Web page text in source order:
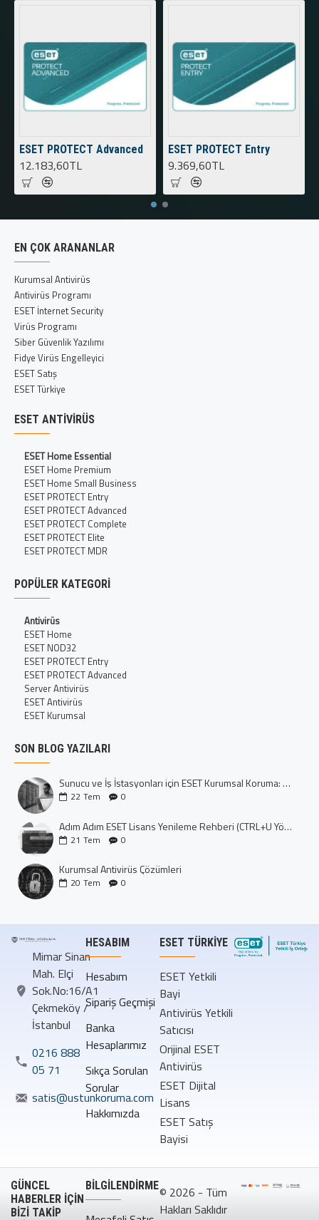
ESET PROTECT Advanced
12.183,60TL
ESET PROTECT Entry
9.369,60TL
EN ÇOK ARANANLAR
Kurumsal Antivirüs
Antivirüs Programı
ESET İnternet Security
Virüs Programı
Siber Güvenlik Yazılımı
Fidye Virüs Engelleyici
ESET Satış
ESET Türkiye
ESET ANTIVIRÜS
ESET Home Essential
ESET Home Premium
ESET Home Small Business
ESET PROTECT Entry
ESET PROTECT Advanced
ESET PROTECT Complete
ESET PROTECT Elite
ESET PROTECT MDR
POPÜLER KATEGORI
Antivirüs
ESET Home
ESET NOD32
ESET PROTECT Entry
ESET PROTECT Advanced
Server Antivirüs
ESET Antivirüs
ESET Kurumsal
SON BLOG YAZILARI
Sunucu ve İş İstasyonları için ESET Kurumsal Koruma: Dijital Kalenizi İnşa Edin
22 Tem 0
Adım Adım ESET Lisans Yenileme Rehberi (CTRL+U Yöntemi)
21 Tem 0
Kurumsal Antivirüs Çözümleri
20 Tem 0
Mimar Sinan
Mah. Elçi
Sok.No:16/A1
Çekmeköy /
İstanbul
0216 888
05 71
satis@ustunkoruma.com
HESABIM
Hesabım
Sipariş Geçmişi
Banka
Hesaplarımız
Sıkça Sorulan
Sorular
Hakkımızda
ESET TÜRKIYE
ESET Yetkili
Bayi
Antivirüs Yetkili
Satıcısı
Orijinal ESET
Antivirüs
ESET Dijital
Lisans
ESET Satış
Bayisi
GÜNCEL
HABERLER İÇİN
BİZİ TAKİP
BILGILENDIRME© 2026 - Tüm
Hakları Saklıdır